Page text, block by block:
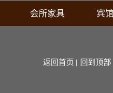
会所家具 宾
返回首页 | 回到顶部